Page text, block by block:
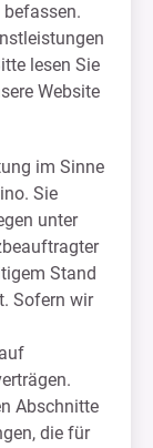
lesen Sie
Website
im Sinne
Sie
unter
Stand
Sofern wir
Abschnitte
die für